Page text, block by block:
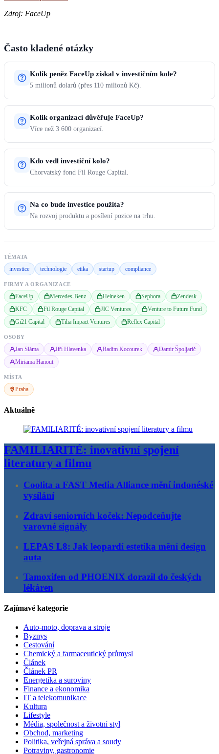
Zdroj: FaceUp
Často kladené otázky
Kolik peněz FaceUp získal v investičním kole?
5 milionů dolarů (přes 110 milionů Kč).
Kolik organizací důvěřuje FaceUp?
Více než 3 600 organizací.
Kdo vedl investiční kolo?
Chorvatský fond Fil Rouge Capital.
Na co bude investice použita?
Na rozvoj produktu a posílení pozice na trhu.
TÉMATA
investice technologie etika startup compliance
FIRMY A ORGANIZACE
FaceUp Mercedes-Benz Heineken Sephora
Zendesk
KFC
Fil Rouge Capital JIC Ventures
Venture to Future Fund
Gi21 Capital
Tilia Impact Ventures Reflex Capital
OSOBY
Jan Sláma Jiří Hlavenka Radim Kocourek
Damir Špoljarič
Miriama Hanout
MÍSTA
Praha
Aktuálně
FAMILIARITÉ: inovativní spojení
literatury a filmu
Coolita a FAST Media Alliance mění indonéské
vysílání
Zdraví seniorních koček: Nepodceňujte
varovné signály
LEPAS L8: Jak leopardí estetika mění design
auta
Tamoxifen od PHOENIX dorazil do českých
lékáren
Zajímavé kategorie
Auto-moto, doprava a stroje
Byznys
Cestování
Chemický a farmaceutický průmysl
Článek
Článek PR
Energetika a suroviny
Finance a ekonomika
IT a telekomunikace
Kultura
Lifestyle
Média, společnost a životní styl
Obchod, marketing
Politika, veřejná správa a soudy
Potraviny, gastronomie